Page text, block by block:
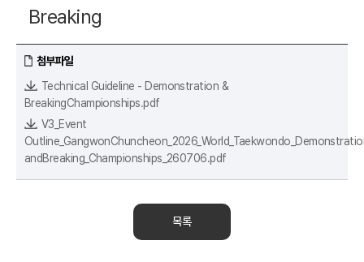
Breaking
첨부파일
Technical Guideline - Demonstration &
BreakingChampionships.pdf
V3_Event
andBreaking_Championships_260706.pdf
목록